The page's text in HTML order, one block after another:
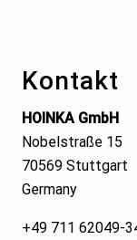
Kontakt
HOINKA GmbH
Nobelstraße 15
70569 Stuttgart
Germany
+49 711 62049-